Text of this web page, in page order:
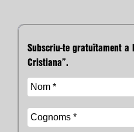
Subscriu-te gratuïtament a
Cristiana”.